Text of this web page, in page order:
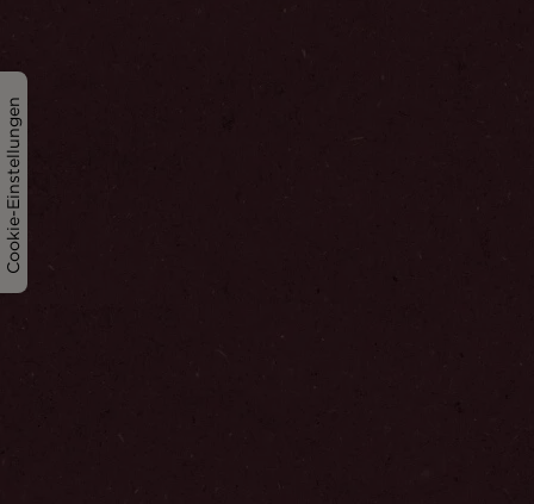
Cookie-Einstellungen